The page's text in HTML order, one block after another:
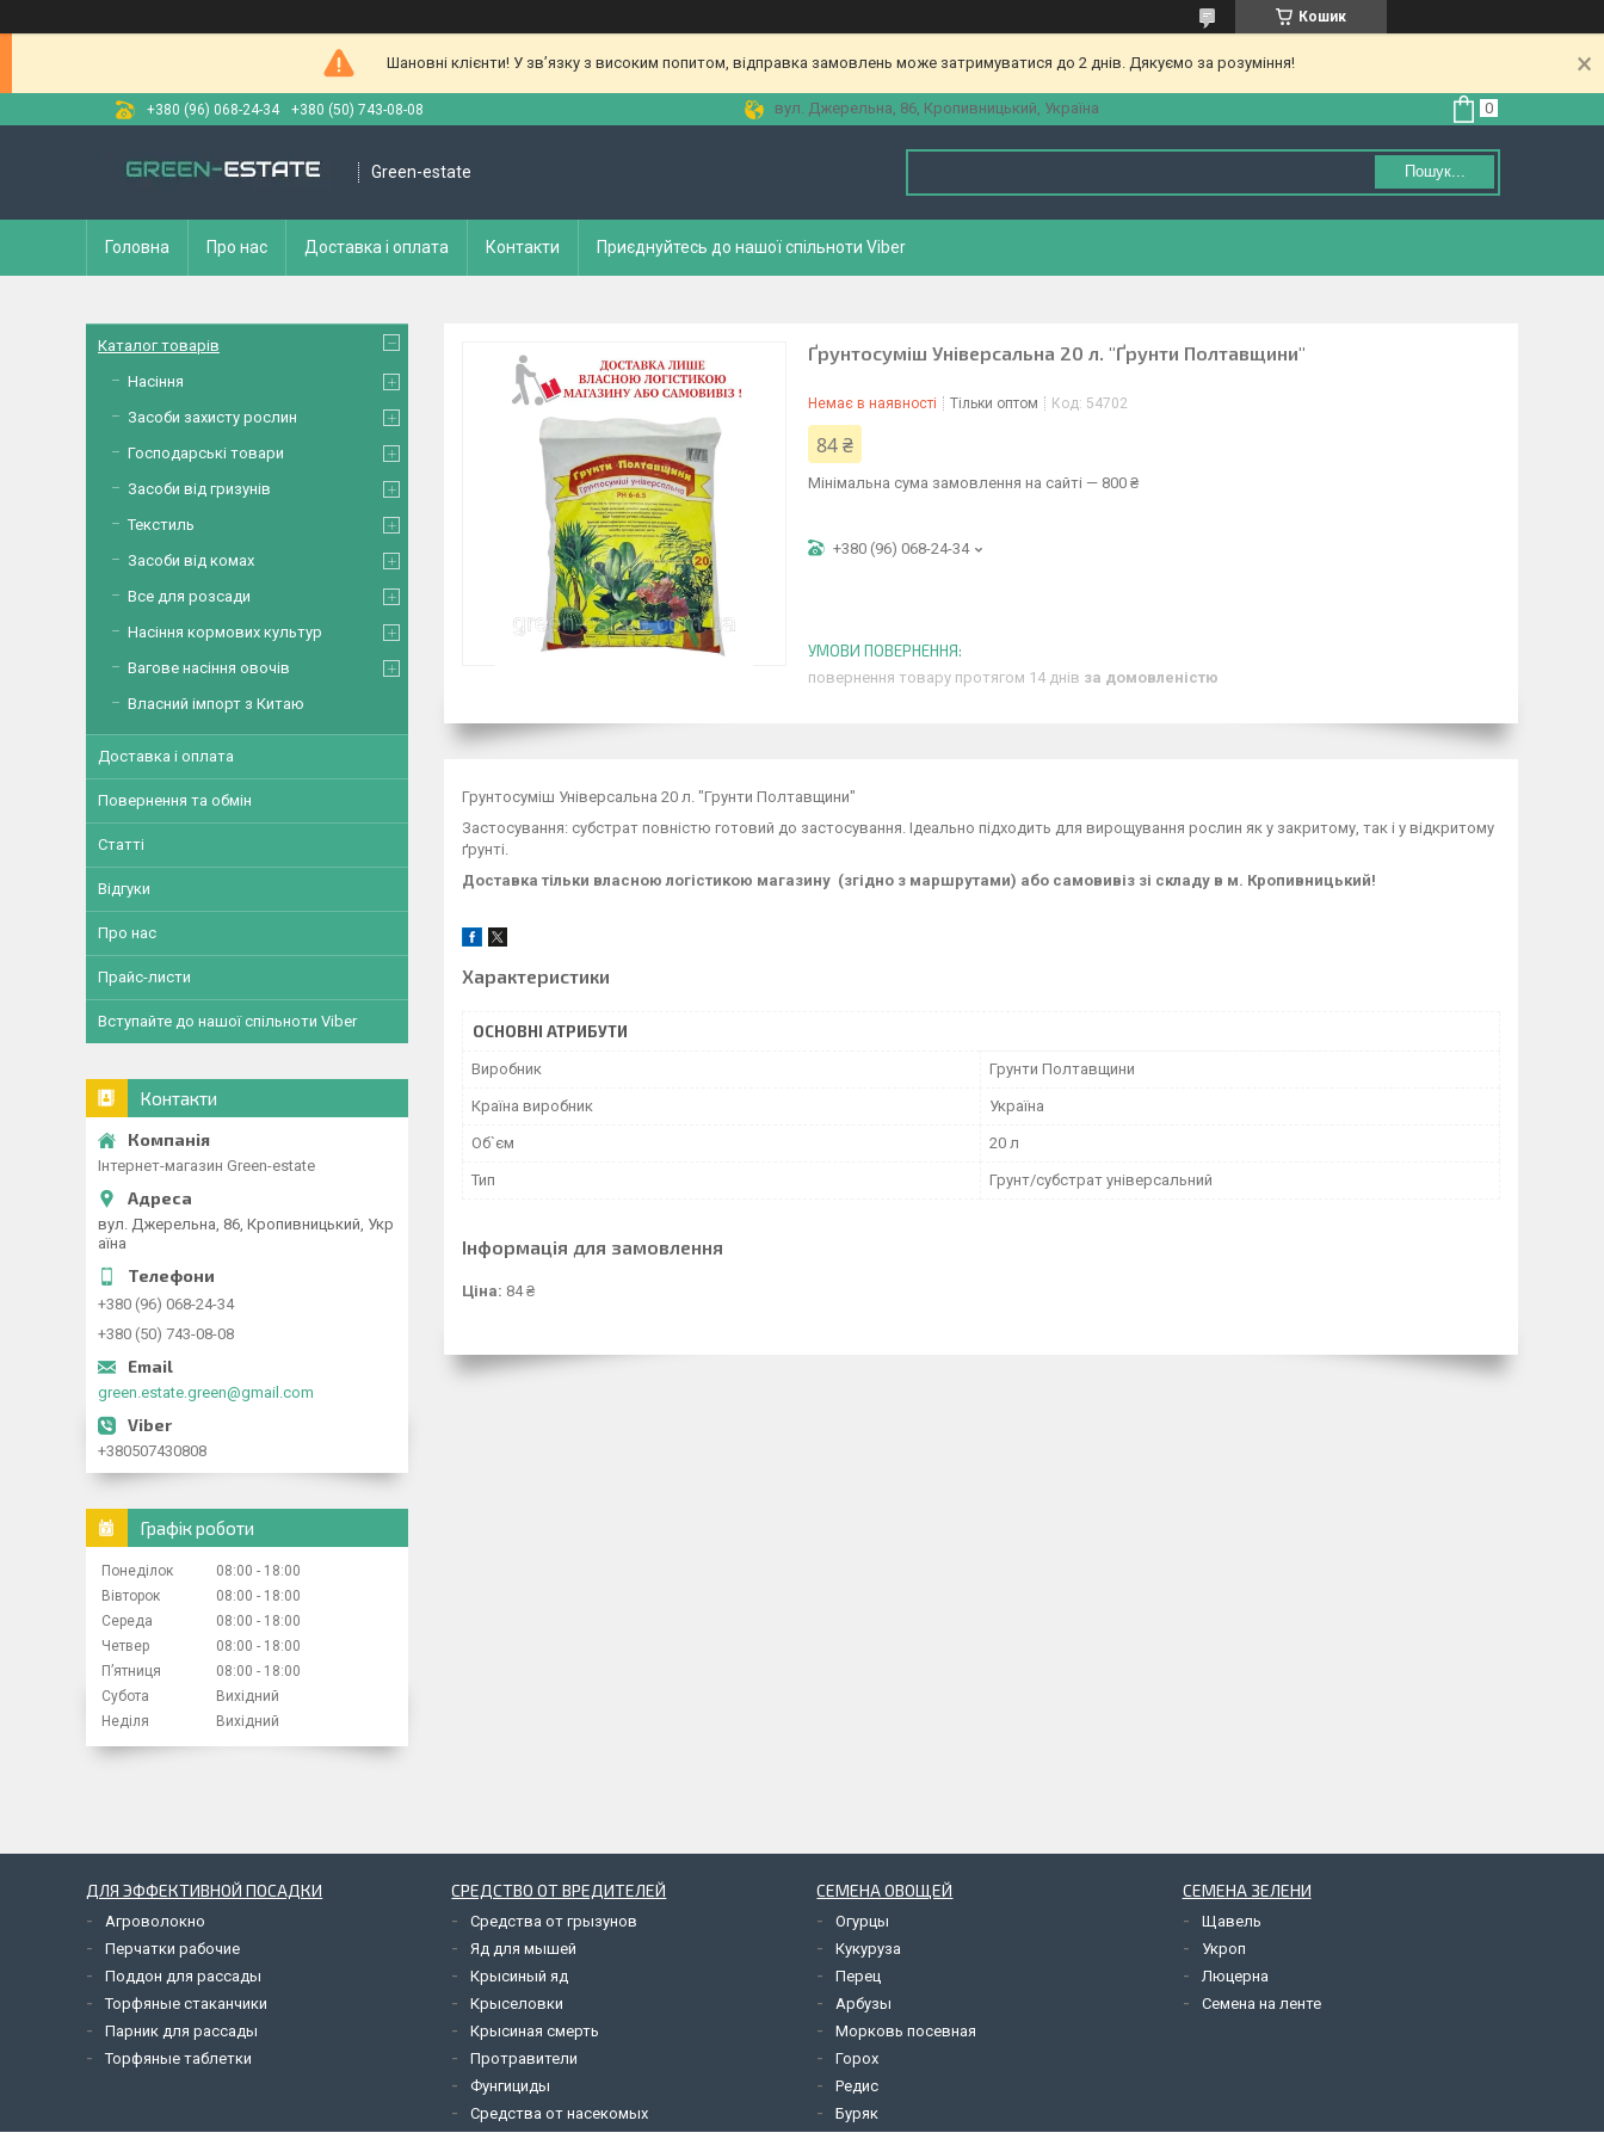
Кошик
Шановні клієнти! У зв’язку з високим попитом, відправка замовлень може затримуватися до 2 днів. Дякуємо за розуміння!
+380 (96) 068-24-34 +380 (50) 743-08-08 вул. Джерельна, 86, Кропивницький, Україна
Green-estate Пошук...
Головна Про нас Доставка і оплата Контакти Приєднуйтесь до нашої спільноти Viber
Ґрунтосуміш Універсальна 20 л. "Ґрунти Полтавщини"
Немає в наявності Тільки оптом Код: 54702
84 ₴
Мінімальна сума замовлення на сайті — 800 ₴
+380 (96) 068-24-34
повернення товару протягом 14 днів за домовленістю
Грунтосуміш Універсальна 20 л. "Грунти Полтавщини"
Застосування: субстрат повністю готовий до застосування. Ідеально підходить для вирощування рослин як у закритому, так і у відкритому
ґрунті.
Доставка тільки власною логістикою магазину (згідно з маршрутами) або самовивіз зі складу в м. Кропивницький!
Характеристики
ОСНОВНІ АТРИБУТИ
Виробник Грунти Полтавщини
Країна виробник Україна
Об`єм 20 л
Тип Грунт/субстрат універсальний
Інформація для замовлення
Ціна: 84 ₴
Каталог товарів
Насіння
Засоби захисту рослин
Господарські товари
Засоби від гризунів
Текстиль
Засоби від комах
Все для розсади
Насіння кормових культур
Вагове насіння овочів
Власний імпорт з Китаю
Доставка і оплата
Повернення та обмін
Статті
Відгуки
Про нас
Прайс-листи
Вступайте до нашої спільноти Viber
Контакти
Інтернет-магазин Green-estate
вул. Джерельна, 86, Кропивницький, Укр
аїна
+380 (96) 068-24-34
+380 (50) 743-08-08
green.estate.green@gmail.com
+380507430808
Графік роботи
Понеділок 08:00
18:00
Вівторок
08:00
18:00
Середа
08:00
18:00
Четвер
08:00
18:00
Пʼятниця
08:00
18:00
Субота
Вихідний
Неділя
Вихідний
ДЛЯ ЭФФЕКТИВНОЙ ПОСАДКИ
Агроволокно
Перчатки рабочие
Поддон для рассады
Торфяные стаканчики
Парник для рассады
Торфяные таблетки
СРЕДСТВО ОТ ВРЕДИТЕЛЕЙ
Средства от грызунов
Яд для мышей
Крысиный яд
Крыселовки
Крысиная смерть
Протравители
Фунгициды
Средства от насекомых
СЕМЕНА ОВОЩЕЙ
Огурцы
Кукуруза
Перец
Арбузы
Морковь посевная
Горох
Редис
Буряк
СЕМЕНА ЗЕЛЕНИ
Щавель
Укроп
Люцерна
Семена на ленте